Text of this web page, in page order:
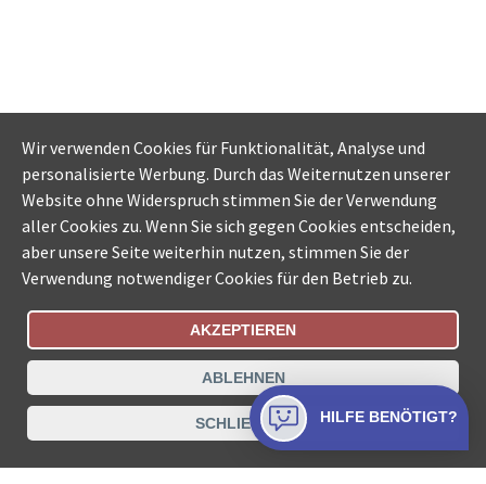
Bestellungsstatus Ämtersuche der Schweiz
Datenschutz Impressum Nutzungsbestimmungen
Kontakt
Wir verwenden Cookies für Funktionalität, Analyse und
personalisierte Werbung. Durch das Weiternutzen unserer
Website ohne Widerspruch stimmen Sie der Verwendung
aller Cookies zu. Wenn Sie sich gegen Cookies entscheiden,
aber unsere Seite weiterhin nutzen, stimmen Sie der
Verwendung notwendiger Cookies für den Betrieb zu.
AKZEPTIEREN
ABLEHNEN
SCHLIESSEN HILFE BENÖTIGT?